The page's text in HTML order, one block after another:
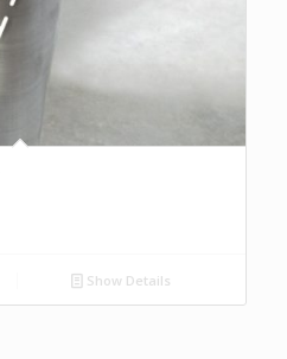
Show Details